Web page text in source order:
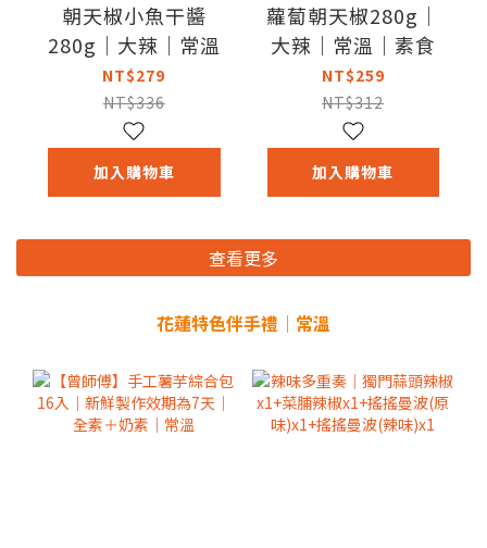
朝天椒小魚干醬
280g｜大辣｜常溫
NT$279
NT$336
加入購物車
蘿蔔朝天椒280g｜
大辣｜常溫｜素食
NT$259
NT$312
加入購物車
查看更多
花蓮特色伴手禮｜常溫